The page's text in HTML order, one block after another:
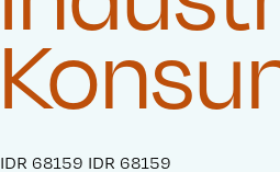
S
IDR 68159 O
IDR 68159